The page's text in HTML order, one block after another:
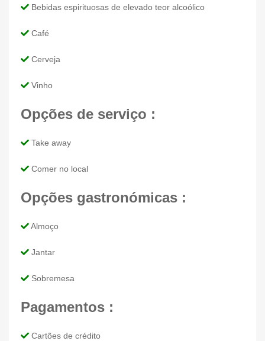
Bebidas espirituosas de elevado teor alcoólico
Café
Cerveja
Vinho
Opções de serviço :
Take away
Comer no local
Opções gastronómicas :
Almoço
Jantar
Sobremesa
Pagamentos :
Cartões de crédito